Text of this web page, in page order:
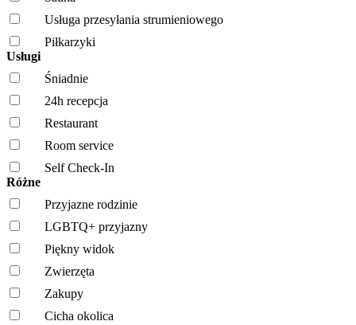
Usługa przesyłania strumieniowego
Piłkarzyki
Usługi
Śniadnie
24h recepcja
Restaurant
Room service
Self Check-In
Różne
Przyjazne rodzinie
LGBTQ+ przyjazny
Piękny widok
Zwierzęta
Zakupy
Cicha okolica